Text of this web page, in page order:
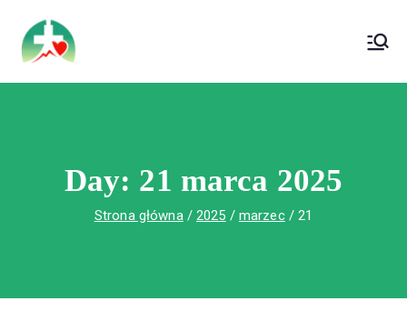
treści
Wojewódzki Szpital Specjalistyczny im.
Św. Rafała w Czerwonej Górze
Day: 21 marca 2025
Strona główna 2025 marzec 21